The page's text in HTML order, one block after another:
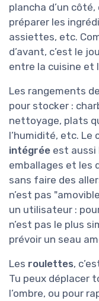
plancha d’un
préparer les
assiettes, etc.
d’avant, c’est le
entre la cuisine et
Les rangements
pour stocker :
nettoyage, plats
l’humidité, etc. Le
intégrée est aussi
emballages et les
sans faire des
n’est pas
un utilisateur :
n’est pas le plus
prévoir un seau
Les roulettes,
Tu peux déplacer
l’ombre, ou pour